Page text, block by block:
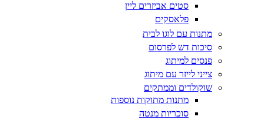
סטים אביזרים ליין
פלאסקים
מתנות עם לוגו לבית
סיכות דש לפרסום
פנסים למיתוג
צייני לייזר עם מיתוג
שוקולדים וממתקים
מתנות מתוקות נוספות
סוכריות מנטה